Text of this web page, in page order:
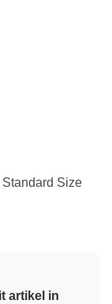
Size
artikel in